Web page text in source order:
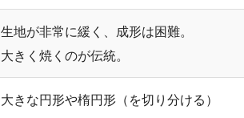
生地が非常に緩く、成形は困難。
大きく焼くのが伝統。
大きな円形や楕円形（を切り分ける）